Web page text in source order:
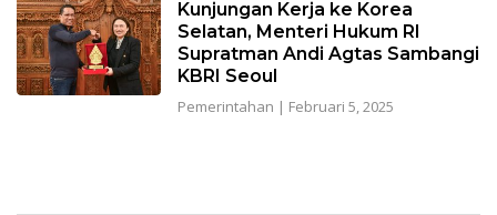
Kunjungan Kerja ke Korea
Selatan, Menteri Hukum RI
Supratman Andi Agtas Sambangi
KBRI Seoul
Pemerintahan | Februari 5, 2025